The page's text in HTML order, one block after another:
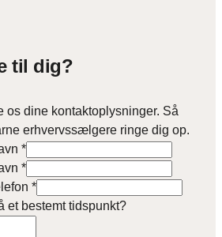
til dig?
os dine kontaktoplysninger. Så
erhvervssælgere ringe dig op.
*
*
*
et bestemt tidspunkt?